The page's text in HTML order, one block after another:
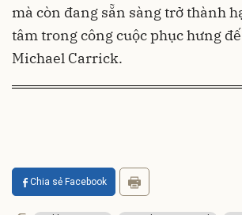
mà còn đang sẵn sàng trở thành
tâm trong công cuộc phục hưng
Michael Carrick.
Chia sẻ Facebook